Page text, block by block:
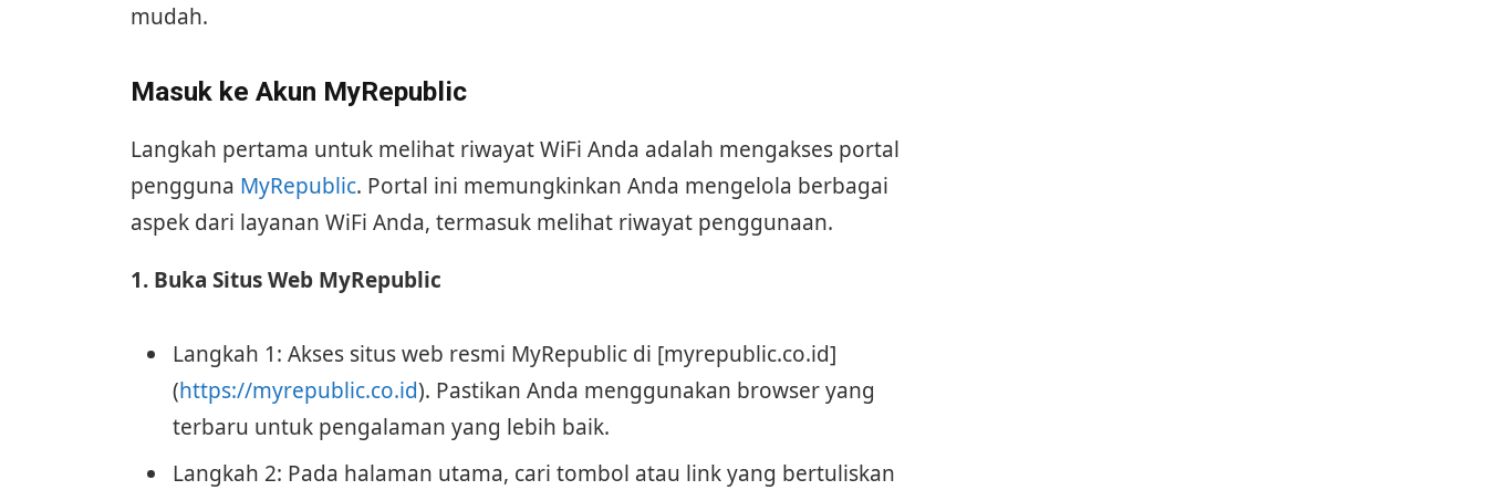
mudah.
Masuk ke Akun MyRepublic
Langkah pertama untuk melihat riwayat WiFi Anda adalah mengakses portal
pengguna MyRepublic. Portal ini memungkinkan Anda mengelola berbagai
aspek dari layanan WiFi Anda, termasuk melihat riwayat penggunaan.
1. Buka Situs Web MyRepublic
Langkah 1: Akses situs web resmi MyRepublic di [myrepublic.co.id]
(https://myrepublic.co.id). Pastikan Anda menggunakan browser yang
terbaru untuk pengalaman yang lebih baik.
Langkah 2: Pada halaman utama, cari tombol atau link yang bertuliskan